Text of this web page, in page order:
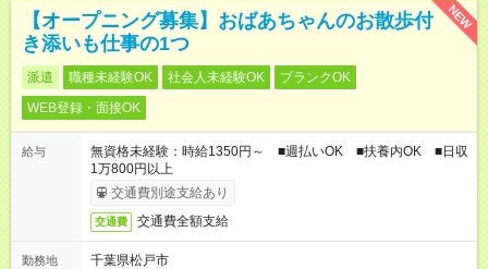
NEW
【オープニング募集】おばあちゃんのお散歩付
き添いも仕事の1つ
派遣 職種未経験OK 社会人未経験OK
ブランクOK
WEB登録・面接OK
給与
無資格未経験：時給1350円～ ■週払いOK ■扶養内OK ■日収
1万800円以上
交通費別途支給あり
交通費 交通費全額支給
勤務地
千葉県松戸市